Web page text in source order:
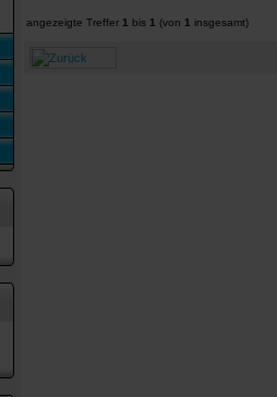
angezeigte Treffer 1 bis 1 (von 1 insgesamt)